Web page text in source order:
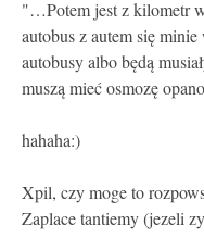
"…Potem jest z kilometr
autobus z autem się
autobusy albo będą
muszą mieć osmozę
hahaha:)
Xpil, czy moge to
Zaplace tantiemy (jezeli